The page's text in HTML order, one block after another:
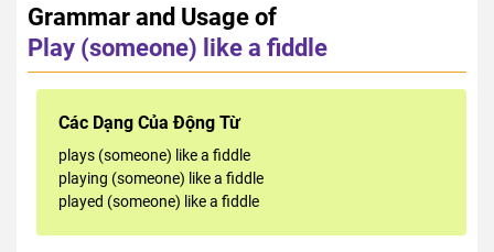
Grammar and Usage of
Play (someone) like a fiddle
Các Dạng Của Động Từ
plays (someone) like a fiddle
playing (someone) like a fiddle
played (someone) like a fiddle